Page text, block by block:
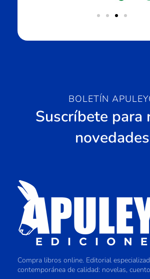
BOLETÍN
Suscríbete para
novedades
Compra libros online. Editorial
contemporánea de calidad: novelas,